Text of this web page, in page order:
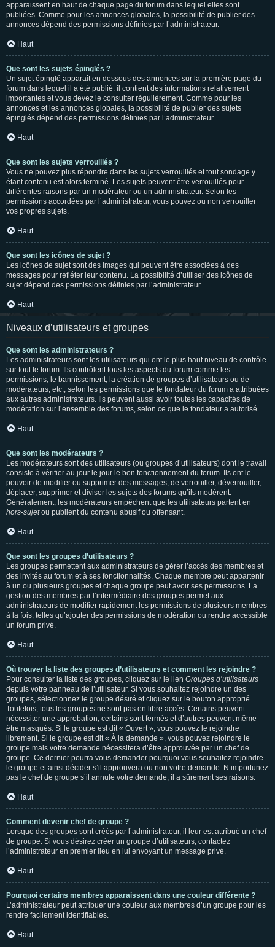
apparaissent en haut de chaque page du forum dans lequel elles sont
publiées. Comme pour les annonces globales, la possibilité de publier des
annonces dépend des permissions définies par l’administrateur.
Haut
Que sont les sujets épinglés ?
Un sujet épinglé apparaît en dessous des annonces sur la première page du
forum dans lequel il a été publié. il contient des informations relativement
importantes et vous devez le consulter régulièrement. Comme pour les
annonces et les annonces globales, la possibilité de publier des sujets
épinglés dépend des permissions définies par l’administrateur.
Haut
Que sont les sujets verrouillés ?
Vous ne pouvez plus répondre dans les sujets verrouillés et tout sondage y
étant contenu est alors terminé. Les sujets peuvent être verrouillés pour
différentes raisons par un modérateur ou un administrateur. Selon les
permissions accordées par l’administrateur, vous pouvez ou non verrouiller
vos propres sujets.
Haut
Que sont les icônes de sujet ?
Les icônes de sujet sont des images qui peuvent être associées à des
messages pour refléter leur contenu. La possibilité d’utiliser des icônes de
sujet dépend des permissions définies par l’administrateur.
Haut
Niveaux d’utilisateurs et groupes
Que sont les administrateurs ?
Les administrateurs sont les utilisateurs qui ont le plus haut niveau de contrôle
sur tout le forum. Ils contrôlent tous les aspects du forum comme les
permissions, le bannissement, la création de groupes d’utilisateurs ou de
modérateurs, etc., selon les permissions que le fondateur du forum a attribuées
aux autres administrateurs. Ils peuvent aussi avoir toutes les capacités de
modération sur l’ensemble des forums, selon ce que le fondateur a autorisé.
Haut
Que sont les modérateurs ?
Les modérateurs sont des utilisateurs (ou groupes d’utilisateurs) dont le travail
consiste à vérifier au jour le jour le bon fonctionnement du forum. Ils ont le
pouvoir de modifier ou supprimer des messages, de verrouiller, déverrouiller,
déplacer, supprimer et diviser les sujets des forums qu’ils modèrent.
Généralement, les modérateurs empêchent que les utilisateurs partent en
hors-sujetou publient du contenu abusif ou offensant.
Haut
Que sont les groupes d’utilisateurs ?
Les groupes permettent aux administrateurs de gérer l’accès des membres et
des invités au forum et à ses fonctionnalités. Chaque membre peut appartenir
à un ou plusieurs groupes et chaque groupe peut avoir ses permissions. La
gestion des membres par l’intermédiaire des groupes permet aux
administrateurs de modifier rapidement les permissions de plusieurs membres
à la fois, telles qu’ajouter des permissions de modération ou rendre accessible
un forum privé.
Haut
Où trouver la liste des groupes d’utilisateurs et comment les rejoindre ?
Pour consulter la liste des groupes, cliquez sur le lien Groupes d’utilisateurs
depuis votre panneau de l’utilisateur. Si vous souhaitez rejoindre un des
groupes, sélectionnez le groupe désiré et cliquez sur le bouton approprié.
Toutefois, tous les groupes ne sont pas en libre accès. Certains peuvent
nécessiter une approbation, certains sont fermés et d’autres peuvent même
être masqués. Si le groupe est dit « Ouvert », vous pouvez le rejoindre
librement. Si le groupe est dit « À la demande », vous pouvez rejoindre le
groupe mais votre demande nécessitera d’être approuvée par un chef de
groupe. Ce dernier pourra vous demander pourquoi vous souhaitez rejoindre
le groupe et ainsi décider s’il approuvera ou non votre demande. N’importunez
pas le chef de groupe s’il annule votre demande, il a sûrement ses raisons.
Haut
Comment devenir chef de groupe ?
Lorsque des groupes sont créés par l’administrateur, il leur est attribué un chef
de groupe. Si vous désirez créer un groupe d’utilisateurs, contactez
l’administrateur en premier lieu en lui envoyant un message privé.
Haut
Pourquoi certains membres apparaissent dans une couleur différente ?
L’administrateur peut attribuer une couleur aux membres d’un groupe pour les
rendre facilement identifiables.
Haut